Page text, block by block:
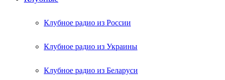
Клубное радио из России
Клубное радио из Украины
Клубное радио из Беларуси